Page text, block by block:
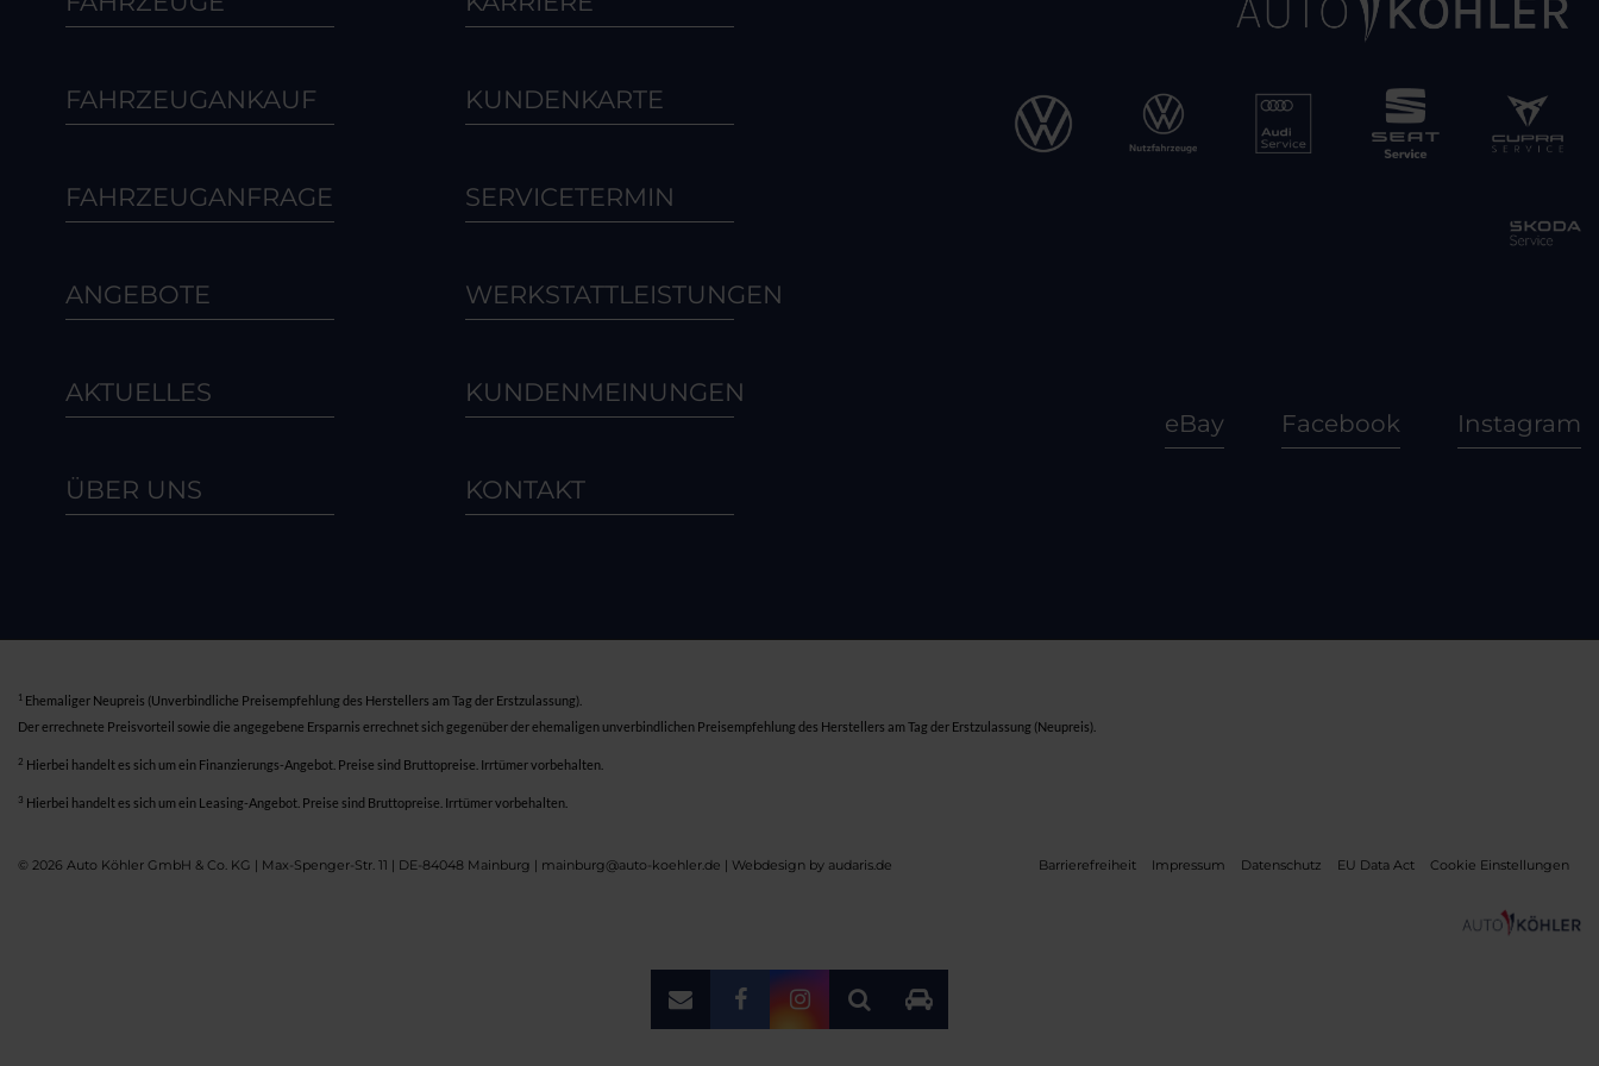
FAHRZEUGANKAUF
FAHRZEUGANFRAGE
ANGEBOTE
AKTUELLES
ÜBER UNS
KUNDENKARTE
SERVICETERMIN
WERKSTATTLEISTUNGEN
KUNDENMEINUNGEN
KONTAKT
eBay Facebook Instagram
1
Ehemaliger Neupreis (Unverbindliche Preisempfehlung des Herstellers am Tag der Erstzulassung).
Der errechnete Preisvorteil sowie die angegebene Ersparnis errechnet sich gegenüber der ehemaligen unverbindlichen Preisempfehlung des Herstellers am Tag der Erstzulassung (Neupreis).
2 Hierbei handelt es sich um ein Finanzierungs-Angebot. Preise sind Bruttopreise. Irrtümer vorbehalten.
3 Hierbei handelt es sich um ein Leasing-Angebot. Preise sind Bruttopreise. Irrtümer vorbehalten.
Barrierefreiheit Impressum Datenschutz EU Data Act Cookie Einstellungen
© 2026 Auto Köhler GmbH & Co. KG | Max-Spenger-Str. 11 | DE-84048 Mainburg | mainburg@auto-koehler.de | Webdesign by audaris.de